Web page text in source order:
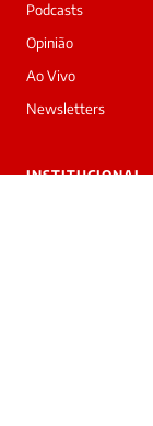
Podcasts
Opinião
Ao Vivo
Newsletters
INSTITUCIONAL